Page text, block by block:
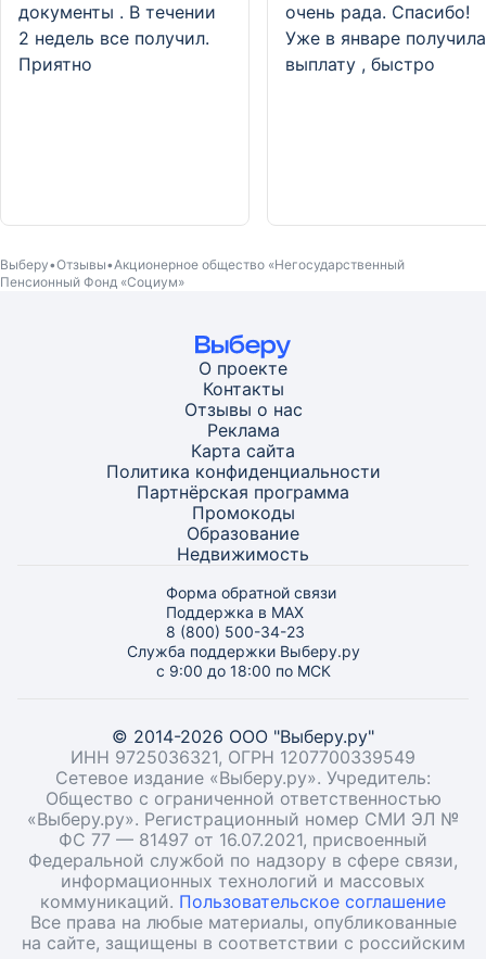
документы . В течении
2 недель все получил.
Приятно
очень рада. Спасибо!
Уже в январе получила
выплату , быстро
Выберу Отзывы Акционерное общество «Негосударственный
Пенсионный Фонд «Социум»
О проекте
Контакты
Отзывы о нас
Реклама
Карта сайта
Политика конфиденциальности
Партнёрская программа
Промокоды
Образование
Недвижимость
Форма обратной связи
Поддержка в MAX
8 (800) 500-34-23
Служба поддержки Выберу.ру
с 9:00 до 18:00 по МСК
© 2014-2026 ООО "Выберу.ру"
ИНН 9725036321, ОГРН 1207700339549
Сетевое издание «Выберу.ру». Учредитель:
Общество с ограниченной ответственностью
«Выберу.ру». Регистрационный номер СМИ ЭЛ №
ФС 77 — 81497 от 16.07.2021, присвоенный
Федеральной службой по надзору в сфере связи,
информационных технологий и массовых
коммуникаций. Пользовательское соглашение
Все права на любые материалы, опубликованные
на сайте, защищены в соответствии с российским